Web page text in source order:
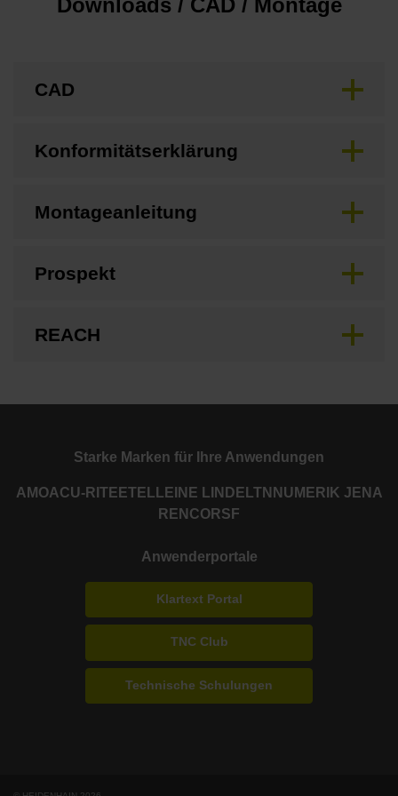
Downloads / CAD / Montage
CAD
Konformitätserklärung
Montageanleitung
Prospekt
REACH
Starke Marken für Ihre Anwendungen
AMOACU-RITE ETEL LEINE LINDE LTN NUMERIK JENA
RENCORSF
Anwenderportale
Klartext Portal
TNC Club
Technische Schulungen